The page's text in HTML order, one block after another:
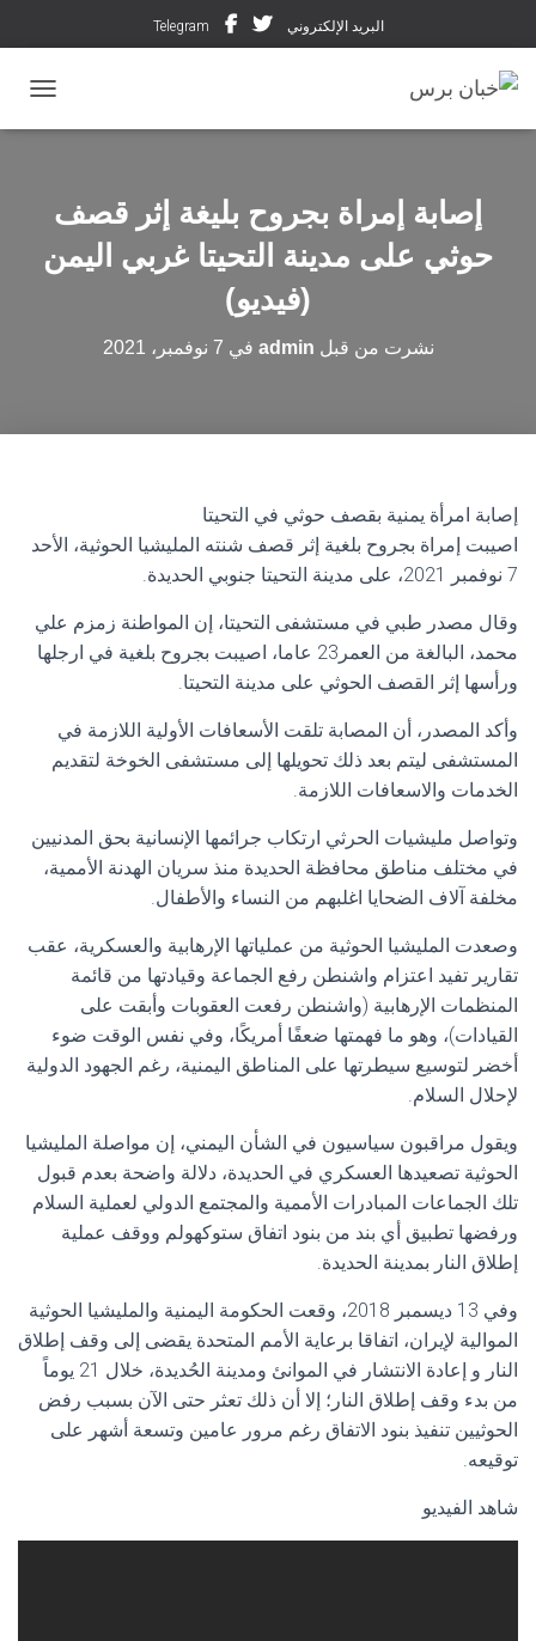
البريد الإلكتروني Telegram
إصابة إمراة بجروح بليغة إثر قصف
حوثي على مدينة التحيتا غربي اليمن
(فيديو)
نشرت من قبل admin في 7 نوفمبر، 2021
إصابة امرأة يمنية بقصف حوثي في التحيتا
اصيبت إمراة بجروح بلغية إثر قصف شنته المليشيا الحوثية، الأحد
7 نوفمبر 2021، على مدينة التحيتا جنوبي الحديدة.
وقال مصدر طبي في مستشفى التحيتا، إن المواطنة زمزم علي
محمد، البالغة من العمر23 عاما، اصيبت بجروح بلغية في ارجلها
ورأسها إثر القصف الحوثي على مدينة التحيتا.
وأكد المصدر، أن المصابة تلقت الأسعافات الأولية اللازمة في
المستشفى ليتم بعد ذلك تحويلها إلى مستشفى الخوخة لتقديم
الخدمات والاسعافات اللازمة.
وتواصل مليشيات الحرثي ارتكاب جرائمها الإنسانية بحق المدنيين
في مختلف مناطق محافظة الحديدة منذ سريان الهدنة الأممية،
مخلفة آلاف الضحايا اغلبهم من النساء والأطفال.
وصعدت المليشيا الحوثية من عملياتها الإرهابية والعسكرية، عقب
تقارير تفيد اعتزام واشنطن رفع الجماعة وقيادتها من قائمة
المنظمات الإرهابية (واشنطن رفعت العقوبات وأبقت على
القيادات)، وهو ما فهمتها ضعفًا أمريكًا، وفي نفس الوقت ضوء
أخضر لتوسيع سيطرتها على المناطق اليمنية، رغم الجهود الدولية
لإحلال السلام.
ويقول مراقبون سياسيون في الشأن اليمني، إن مواصلة المليشيا
الحوثية تصعيدها العسكري في الحديدة، دلالة واضحة بعدم قبول
تلك الجماعات المبادرات الأممية والمجتمع الدولي لعملية السلام
ورفضها تطبيق أي بند من بنود اتفاق ستوكهولم ووقف عملية
إطلاق النار بمدينة الحديدة.
وفي 13 ديسمبر 2018، وقعت الحكومة اليمنية والمليشيا الحوثية
الموالية لإيران، اتفاقا برعاية الأمم المتحدة يقضى إلى وقف إطلاق
النار و إعادة الانتشار في الموانئ ومدينة الحُديدة، خلال 21 يوماً
من بدء وقف إطلاق النار؛ إلا أن ذلك تعثر حتى الآن بسبب رفض
الحوثيين تنفيذ بنود الاتفاق رغم مرور عامين وتسعة أشهر على
توقيعه.
شاهد الفيديو